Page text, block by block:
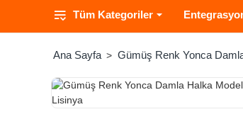
Tüm Kategoriler
Gümüş Renk Yonca